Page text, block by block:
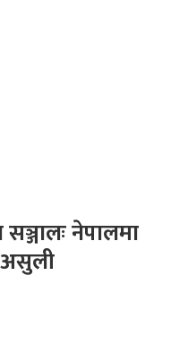
नेपालमा
असुली